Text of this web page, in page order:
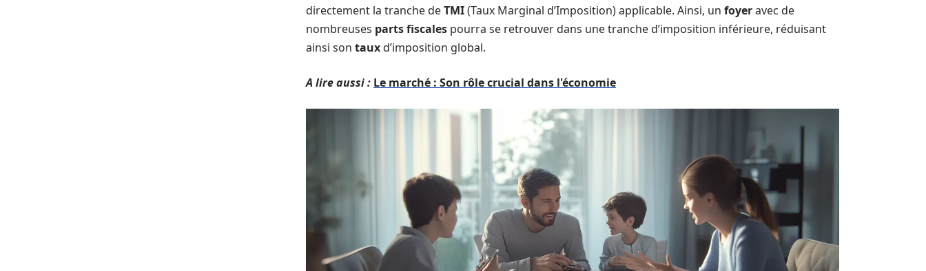
directement la tranche deTMI(Taux Marginal d’Imposition) applicable. Ainsi, un foyeravec de
nombreuses parts fiscales pourra se retrouver dans une tranche d’imposition inférieure, réduisant
ainsi son tauxd’imposition global.
A lire aussi : Le marché : Son rôle crucial dans l'économie